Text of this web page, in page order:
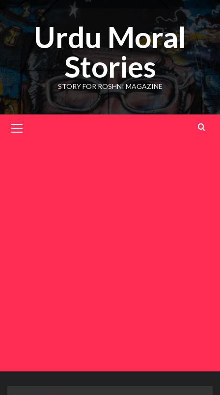
to
content
Urdu Moral
Stories
STORY FOR ROSHNI MAGAZINE
Menu